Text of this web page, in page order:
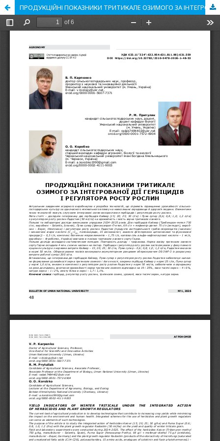
ПРОДУКЦІЙНІ ПОКАЗНИКИ ТРИТИКАЛЕ ОЗИМОГО ЗА ІНТЕГРОВАНОЇ ДІЇ ГЕРБІЦИДІВ І РЕГУЛЯТОРА РОСТУ РОСЛИН